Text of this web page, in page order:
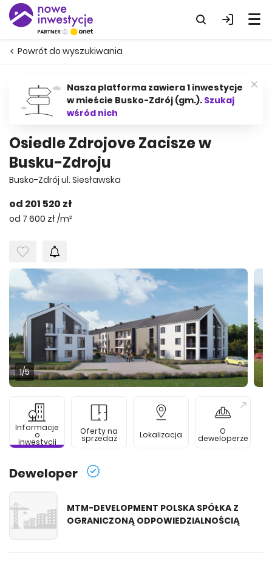
Powrót do wyszukiwania
Nasza platforma zawiera 1 inwestycje
w mieście Busko-Zdrój (gm.). Szukaj
wśród nich
Osiedle Zdrojove Zacisze w
Busku-Zdroju
Busko-Zdrój ul. Siesławska
od 201 520 zł
od 7 600 zł /m²
1/5
Informacje
o
inwestycji
Oferty na
sprzedaż Lokalizacja O
deweloperze
Deweloper
MTM-DEVELOPMENT POLSKA SPÓŁKA Z
OGRANICZONĄ ODPOWIEDZIALNOŚCIĄ